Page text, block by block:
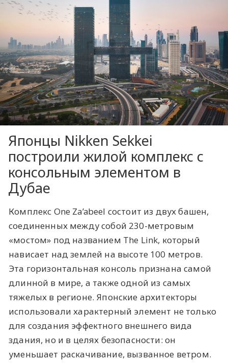
Японцы Nikken Sekkei
построили жилой комплекс с
консольным элементом в
Дубае
Комплекс One Za’abeel состоит из двух башен,
соединенных между собой 230-метровым
«мостом» под названием The Link, который
нависает над землей на высоте 100 метров.
Эта горизонтальная консоль признана самой
длинной в мире, а также одной из самых
тяжелых в регионе. Японские архитекторы
использовали характерный элемент не только
для создания эффектного внешнего вида
здания, но и в целях безопасности: он
уменьшает раскачивание, вызванное ветром.